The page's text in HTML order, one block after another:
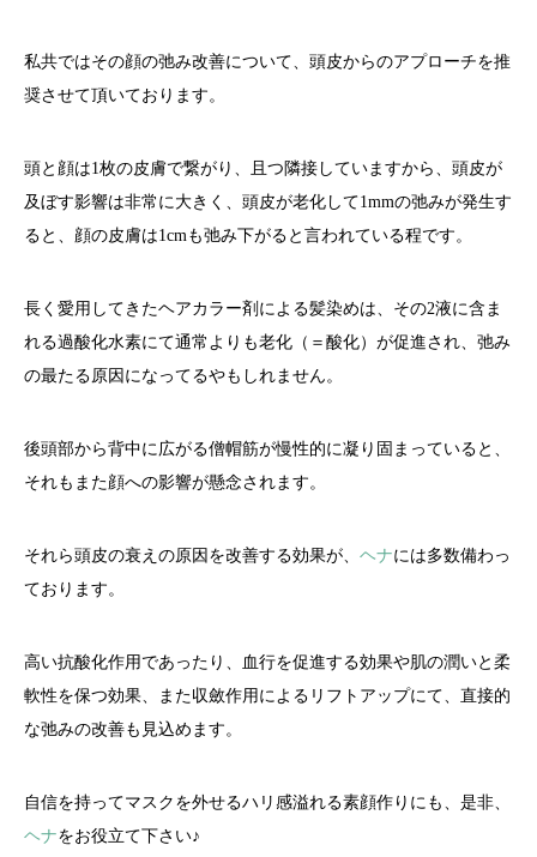
私共ではその顔の弛み改善について、頭皮からのアプローチを推
奨させて頂いております。
頭と顔は1枚の皮膚で繋がり、且つ隣接していますから、頭皮が
及ぼす影響は非常に大きく、頭皮が老化して1mmの弛みが発生す
ると、顔の皮膚は1cmも弛み下がると言われている程です。
長く愛用してきたヘアカラー剤による髪染めは、その2液に含ま
れる過酸化水素にて通常よりも老化（＝酸化）が促進され、弛み
の最たる原因になってるやもしれません。
後頭部から背中に広がる僧帽筋が慢性的に凝り固まっていると、
それもまた顔への影響が懸念されます。
それら頭皮の衰えの原因を改善する効果が、 ヘナには多数備わっ
ております。
高い抗酸化作用であったり、血行を促進する効果や肌の潤いと柔
軟性を保つ効果、また収斂作用によるリフトアップにて、直接的
な弛みの改善も見込めます。
自信を持ってマスクを外せるハリ感溢れる素顔作りにも、是非、
ヘナをお役立て下さい♪